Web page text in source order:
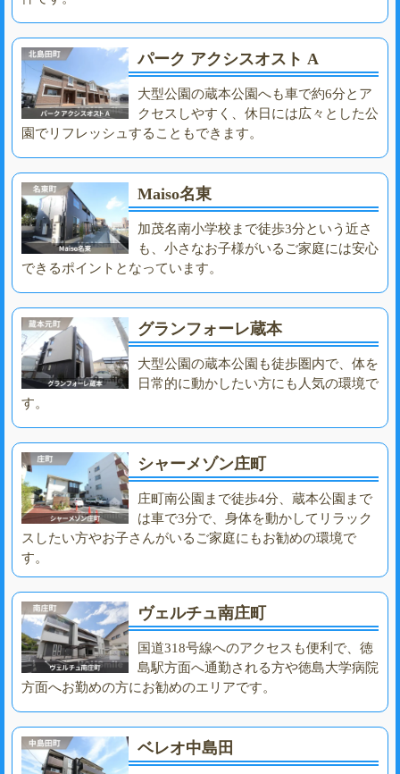
パーク アクシスオスト A
大型公園の蔵本公園へも車で約6分とア
クセスしやすく、休日には広々とした公
園でリフレッシュすることもできます。
Maiso名東
加茂名南小学校まで徒歩3分という近さ
も、小さなお子様がいるご家庭には安心
できるポイントとなっています。
グランフォーレ蔵本
大型公園の蔵本公園も徒歩圏内で、体を
日常的に動かしたい方にも人気の環境で
す。
シャーメゾン庄町
庄町南公園まで徒歩4分、蔵本公園まで
は車で3分で、身体を動かしてリラック
スしたい方やお子さんがいるご家庭にもお勧めの環境で
す。
ヴェルチュ南庄町
国道318号線へのアクセスも便利で、徳
島駅方面へ通勤される方や徳島大学病院
方面へお勤めの方にお勧めのエリアです。
ベレオ中島田